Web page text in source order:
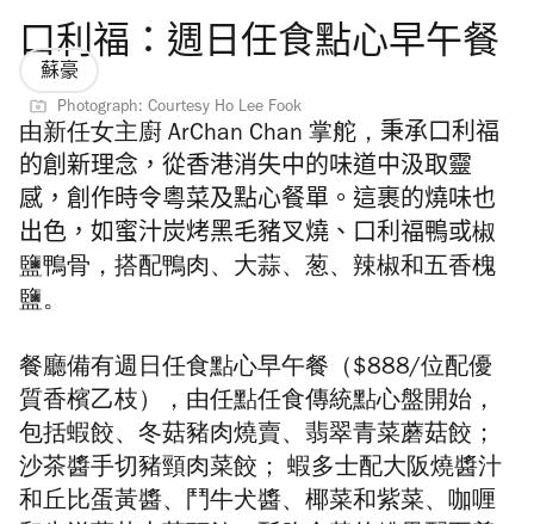
口利福：週日任食點心早午餐
蘇豪
Photograph: Courtesy Ho Lee Fook
由新任女主廚 ArChan Chan 掌舵， 秉承口利福
的創新理念，從香港消失中的味道中汲取靈
感，創作時令粵菜及點心餐單。這裹的燒味也
出色，如蜜汁炭烤黑毛豬叉燒、 口利福鴨或椒
鹽鴨骨 ，搭配鴨肉、大蒜、葱、辣椒和五香槐
鹽。
餐廳備有週日任食點心早午餐（$888/位配優
質香檳乙枝），由任點任食傳統點心盤開始，
包括蝦餃、冬菇豬肉燒賣、 翡翠青菜蘑菇餃；
沙茶醬手切豬頸肉菜餃；
蝦多士配大阪燒醬汁
和丘比蛋黃醬、鬥牛犬醬、 椰菜和紫菜、 咖喱